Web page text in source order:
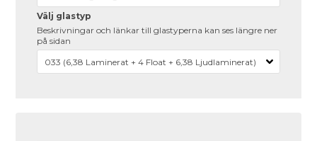
Välj glastyp
Beskrivningar och länkar till glastyperna kan ses längre ner
på sidan